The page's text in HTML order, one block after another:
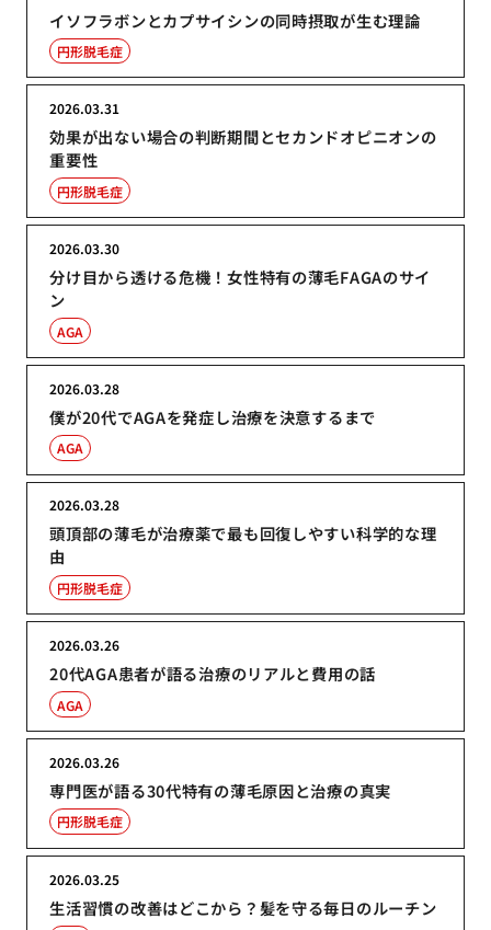
イソフラボンとカプサイシンの同時摂取が生む理論
円形脱毛症
効果が出ない場合の判断期間とセカンドオピニオンの
重要性
2026.03.31
円形脱毛症
分け目から透ける危機！女性特有の薄毛FAGAのサイ
ン
2026.03.30
AGA
僕が20代でAGAを発症し治療を決意するまで
2026.03.28
AGA
頭頂部の薄毛が治療薬で最も回復しやすい科学的な理
由
2026.03.28
円形脱毛症
20代AGA患者が語る治療のリアルと費用の話
2026.03.26
AGA
専門医が語る30代特有の薄毛原因と治療の真実
2026.03.26
円形脱毛症
生活習慣の改善はどこから？髪を守る毎日のルーチン
2026.03.25